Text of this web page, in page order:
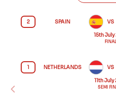
2 SPAIN VS
15th July
FINAL
1 NETHERLANDS VS
11th July
SEMI